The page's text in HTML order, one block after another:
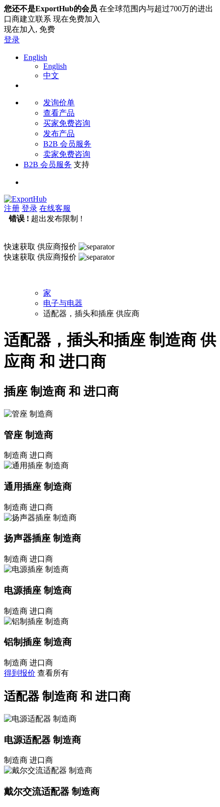
您还不是ExportHub的会员 在全球范围内与超过700万的进出
口商建立联系 现在免费加入
现在加入, 免费
登录
English
English
中文
发询价单
查看产品
买家免费咨询
发布产品
B2B 会员服务
卖家免费咨询
B2B 会员服务 支持
注册 登录 在线客服
错误 ! 超出发布限制 !
快速获取 供应商报价
快速获取 供应商报价
家
电子与电器
适配器，插头和插座 供应商
适配器，插头和插座 制造商 供
应商 和 进口商
插座 制造商 和 进口商
管座 制造商
制造商 进口商
通用插座 制造商
制造商 进口商
扬声器插座 制造商
制造商 进口商
电源插座 制造商
制造商 进口商
铝制插座 制造商
制造商 进口商
得到报价 查看所有
适配器 制造商 和 进口商
电源适配器 制造商
制造商 进口商
戴尔交流适配器 制造商